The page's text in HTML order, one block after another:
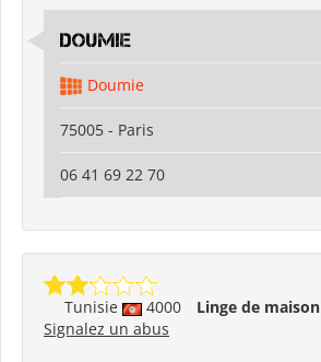
Doumie
Doumie
75005 - Paris
06 41 69 22 70
Tunisie 4000
Linge de maison
Signalez un abus